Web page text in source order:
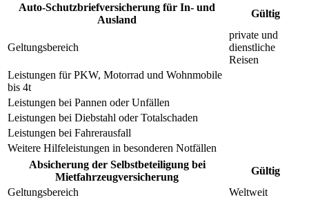
Auto-Schutzbriefversicherung für In- und
Ausland
Gültig
Geltungsbereich
private und
dienstliche
Reisen
Leistungen für PKW, Motorrad und Wohnmobile
bis 4t
Leistungen bei Pannen oder Unfällen
Leistungen bei Diebstahl oder Totalschaden
Leistungen bei Fahrerausfall
Weitere Hilfeleistungen in besonderen Notfällen
Absicherung der Selbstbeteiligung bei
Mietfahrzeugversicherung
Gültig
Geltungsbereich
Weltweit